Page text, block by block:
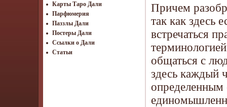
Карты Таро Дали
Парфюмерия
Паззлы Дали
Постеры Дали
Ссылки о Дали
Статьи
Причем
так как здесь
встречаться
общаться с
здесь каждый
определенным